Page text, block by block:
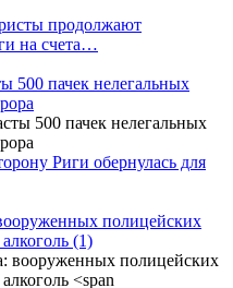
продолжают
на счета…
500 пачек нелегальных
Риги обернулась для
полицейских
(1)